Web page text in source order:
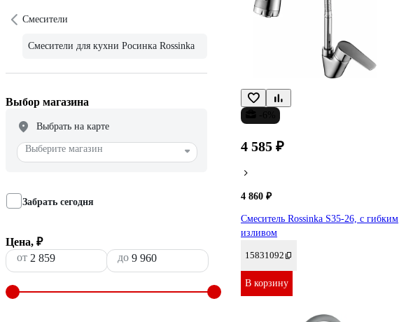
Смесители
Смесители для кухни Росинка Rossinka
Выбор магазина
Выбрать на карте
Выберите магазин
Забрать сегодня
Цена, ₽
от
до
4 585 ₽
4 860 ₽
Смеситель Rossinka S35-26, с гибким
изливом
15831092
В корзину